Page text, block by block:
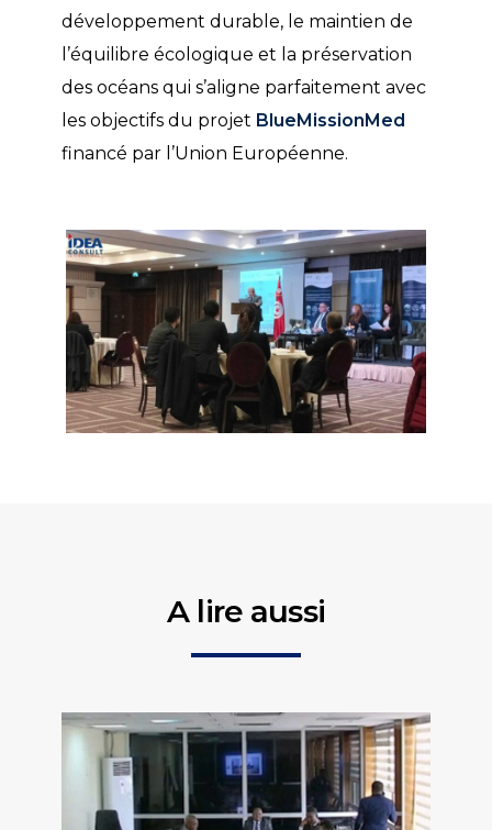
développement durable, le maintien de
l’équilibre écologique et la préservation
des océans qui s’aligne parfaitement avec
les objectifs du projet BlueMissionMed
financé par l’Union Européenne.
A lire aussi